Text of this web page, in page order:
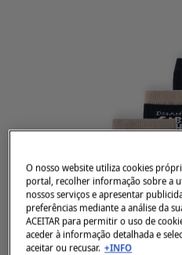
O nosso website utiliza cookies
portal, recolher informação sobre a
nossos serviços e apresentar
preferências mediante a análise da
ACEITAR para permitir o uso de
aceder à informação detalhada e
aceitar ou recusar. +INFO